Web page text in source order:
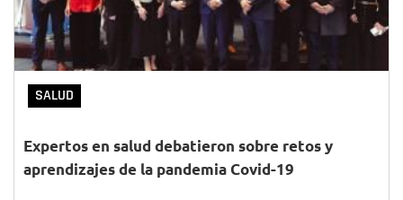
SALUD
Expertos en salud debatieron sobre retos y
aprendizajes de la pandemia Covid-19